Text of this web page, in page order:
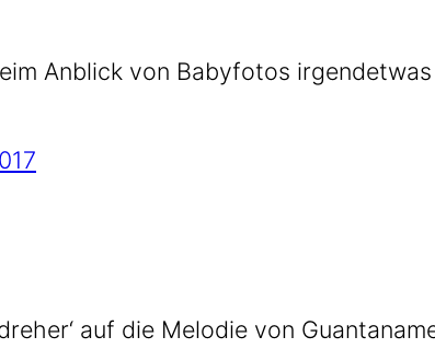
Anblick von Baby­fo­tos
auf die Melo­die von